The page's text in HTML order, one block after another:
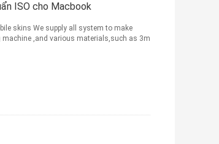
ISO cho Macbook
skins We supply all system to make
,and various materials,such as 3m